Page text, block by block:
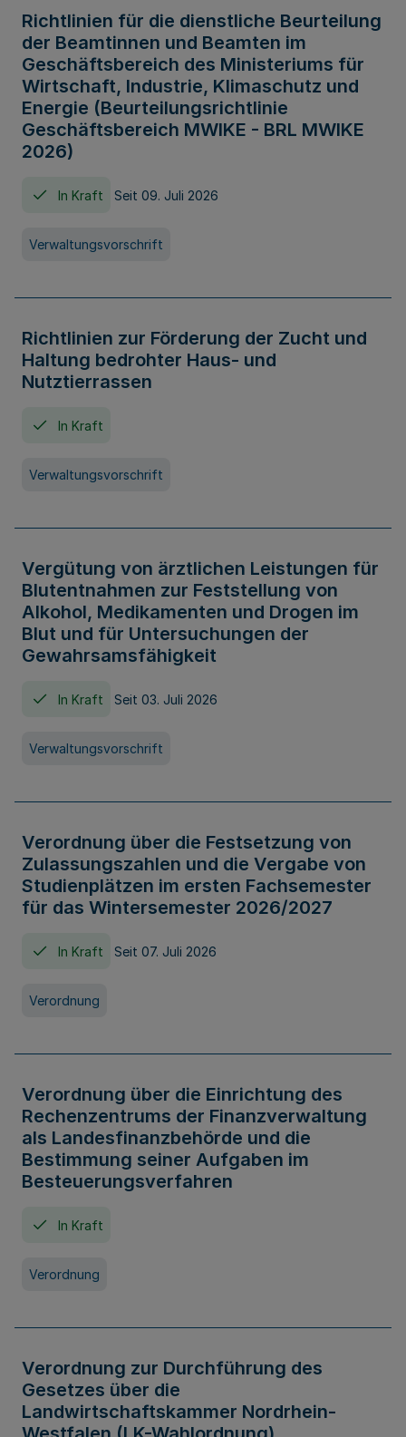
Richtlinien für die dienstliche Beurteilung
der Beamtinnen und Beamten im
Geschäftsbereich des Ministeriums für
Wirtschaft, Industrie, Klimaschutz und
Energie (Beurteilungsrichtlinie
Geschäftsbereich MWIKE - BRL MWIKE
2026)
In Kraft Seit 09. Juli 2026
Verwaltungsvorschrift
Richtlinien zur Förderung der Zucht und
Haltung bedrohter Haus- und
Nutztierrassen
In Kraft
Verwaltungsvorschrift
Vergütung von ärztlichen Leistungen für
Blutentnahmen zur Feststellung von
Alkohol, Medikamenten und Drogen im
Blut und für Untersuchungen der
Gewahrsamsfähigkeit
In Kraft Seit 03. Juli 2026
Verwaltungsvorschrift
Verordnung über die Festsetzung von
Zulassungszahlen und die Vergabe von
Studienplätzen im ersten Fachsemester
für das Wintersemester 2026/2027
In Kraft Seit 07. Juli 2026
Verordnung
Verordnung über die Einrichtung des
Rechenzentrums der Finanzverwaltung
als Landesfinanzbehörde und die
Bestimmung seiner Aufgaben im
Besteuerungsverfahren
In Kraft
Verordnung
Verordnung zur Durchführung des
Gesetzes über die
Landwirtschaftskammer Nordrhein-